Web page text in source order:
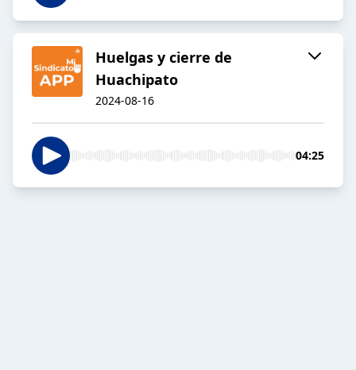
Huelgas y cierre de
Huachipato
2024-08-16
04:25